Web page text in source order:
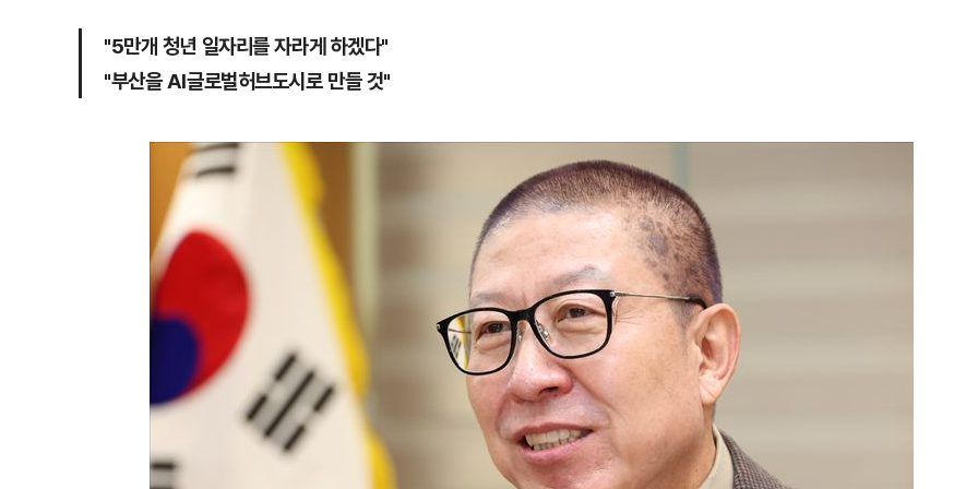
"5만개 청년 일자리를 자라게 하겠다"
"부산을 AI글로벌허브도시로 만들 것"